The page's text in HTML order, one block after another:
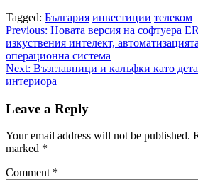
Tagged: България инвестиции телеком
Post
navigation
Previous: Новата версия на софтуера
изкуствения интелект,
операционна система
Next: Възглавници и калъфки като
интериора
Leave a Reply
Your email address will not be published.
marked *
Comment *